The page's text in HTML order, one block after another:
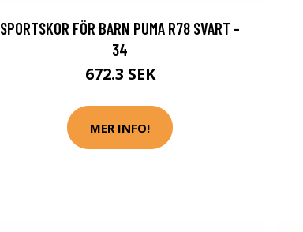
SPORTSKOR FÖR BARN PUMA R78 SVART -
34
672.3 SEK
MER INFO!